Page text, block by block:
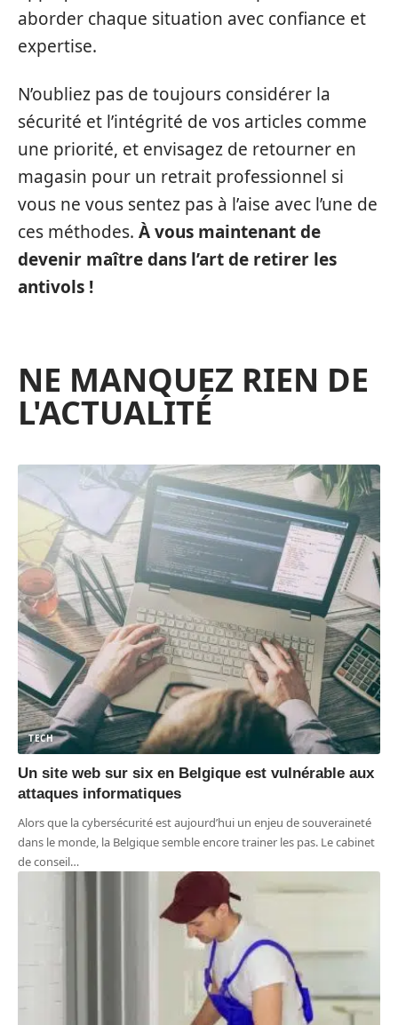
aborder chaque situation avec confiance et
expertise.
N’oubliez pas de toujours considérer la
sécurité et l’intégrité de vos articles comme
une priorité, et envisagez de retourner en
magasin pour un retrait professionnel si
vous ne vous sentez pas à l’aise avec l’une de
ces méthodes. À vous maintenant de
devenir maître dans l’art de retirer les
antivols !
NE MANQUEZ RIEN DE
L'ACTUALITÉ
TECH
Un site web sur six en Belgique est vulnérable aux
attaques informatiques
Alors que la cybersécurité est aujourd’hui un enjeu de souveraineté
dans le monde, la Belgique semble encore trainer les pas. Le cabinet
de conseil…